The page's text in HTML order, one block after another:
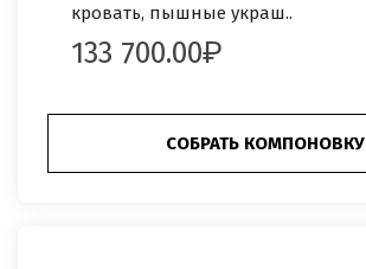
кровать, пышные украш..
133 700.00
СОБРАТЬ КОМПОНОВКУ